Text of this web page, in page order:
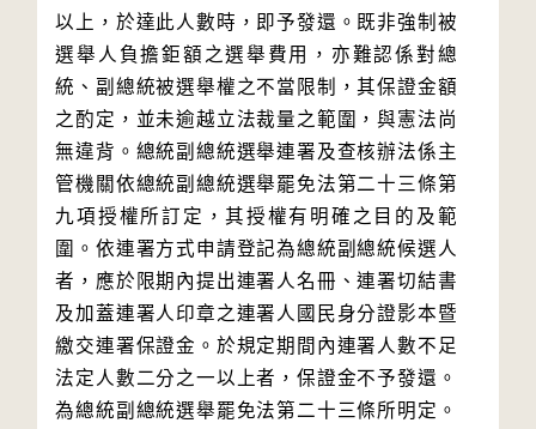
以上，於達此人數時，即予發還。既非強制被
選舉人負擔鉅額之選舉費用，亦難認係對總
統、副總統被選舉權之不當限制，其保證金額
之酌定，並未逾越立法裁量之範圍，與憲法尚
無違背。總統副總統選舉連署及查核辦法係主
管機關依總統副總統選舉罷免法第二十三條第
九項授權所訂定，其授權有明確之目的及範
圍。依連署方式申請登記為總統副總統候選人
者，應於限期內提出連署人名冊、連署切結書
及加蓋連署人印章之連署人國民身分證影本暨
繳交連署保證金。於規定期間內連署人數不足
法定人數二分之一以上者，保證金不予發還。
為總統副總統選舉罷免法第二十三條所明定。